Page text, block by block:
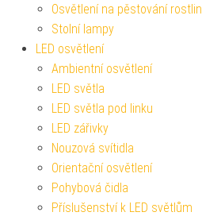
Osvětlení na pěstování rostlin
Stolní lampy
LED osvětlení
Ambientní osvětlení
LED světla
LED světla pod linku
LED zářivky
Nouzová svítidla
Orientační osvětlení
Pohybová čidla
Příslušenství k LED světlům